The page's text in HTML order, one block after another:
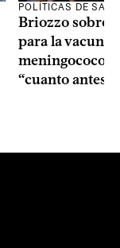
POLÍTICAS DE
Briozzo sobre
para la vacuna
meningococo:
“cuanto antes